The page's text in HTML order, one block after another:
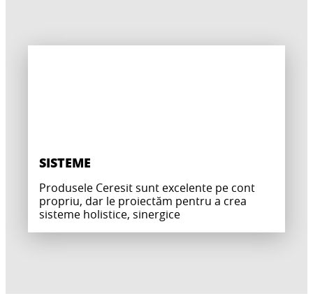
SISTEME
Produsele Ceresit sunt excelente pe cont
propriu, dar le proiectăm pentru a crea
sisteme holistice, sinergice